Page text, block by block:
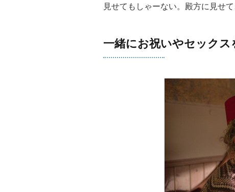
見せてもしゃーない。殿方に見せ
一緒にお祝いやセック